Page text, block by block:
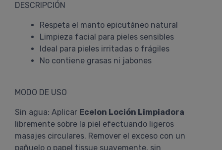
DESCRIPCIÓN
Respeta el manto epicutáneo natural
Limpieza facial para pieles sensibles
Ideal para pieles irritadas o frágiles
No contiene grasas ni jabones
MODO DE USO
Sin agua: Aplicar Ecelon Loción Limpiadora
libremente sobre la piel efectuando ligeros
masajes circulares. Remover el exceso con un
pañuelo o papel tissue suavemente, sin